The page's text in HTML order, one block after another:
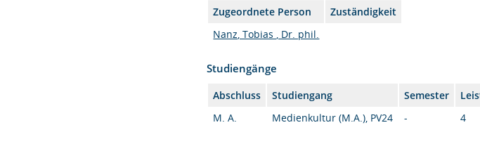
Zugeordnete Person
Zuständigkeit
Nanz, Tobias , Dr. phil.
Studiengänge
Abschluss Studiengang Semester
M. A.
Medienkultur (M.A.), PV24 - 4